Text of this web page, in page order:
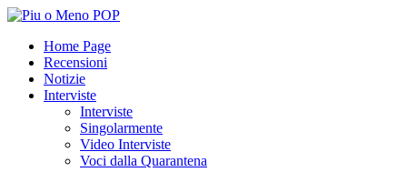
Home Page
Recensioni
Notizie
Interviste
Interviste
Singolarmente
Video Interviste
Voci dalla Quarantena